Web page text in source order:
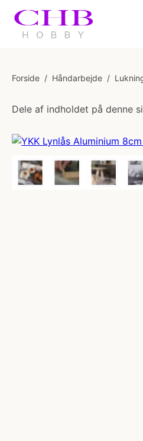
Forside / Håndarbejde /
Dele af indholdet på denne